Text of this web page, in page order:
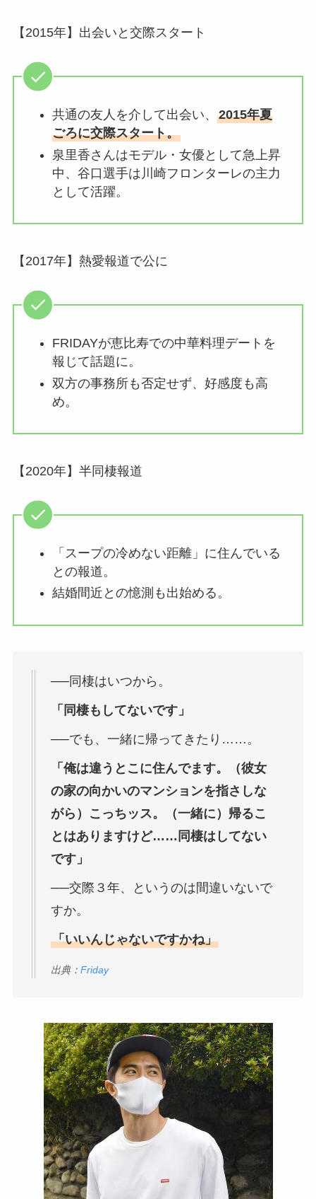
【2015年】出会いと交際スタート
共通の友人を介して出会い、 2015年夏
ごろに交際スタート。
泉里香さんはモデル・女優として急上昇
中、谷口選手は川崎フロンターレの主力
として活躍。
【2017年】熱愛報道で公に
FRIDAYが恵比寿での中華料理デートを
報じて話題に。
双方の事務所も否定せず、好感度も高
め。
【2020年】半同棲報道
「スープの冷めない距離」に住んでいる
との報道。
結婚間近との憶測も出始める。
──同棲はいつから。
「同棲もしてないです」
──でも、一緒に帰ってきたり……。
「俺は違うとこに住んでます。（彼女
の家の向かいのマンションを指さしな
がら）こっちッス。（一緒に）帰るこ
とはありますけど……同棲はしてない
です」
──交際３年、というのは間違いないで
すか。
「いいんじゃないですかね」
出典： Friday